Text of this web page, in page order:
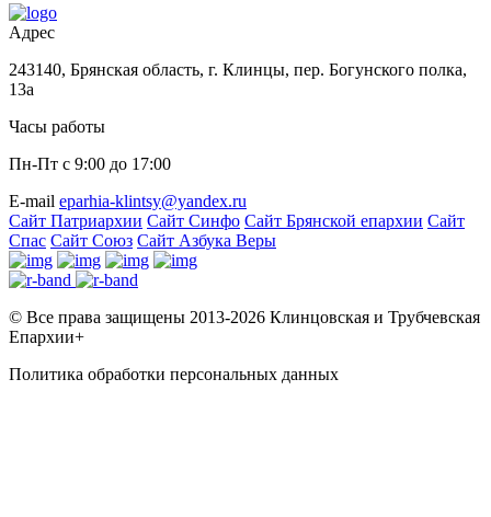
Адрес
243140, Брянская область, г. Клинцы, пер. Богунского полка,
13а
Часы работы
Пн-Пт с 9:00 до 17:00
Е-mail eparhia-klintsy@yandex.ru
Сайт Патриархии Сайт Синфо Сайт Брянской епархии Сайт
Спас Сайт Союз Сайт Азбука Веры
© Все права защищены 2013-2026 Клинцовская и Трубчевская
Епархии+
Политика обработки персональных данных